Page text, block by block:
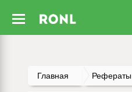
Главная Рефераты